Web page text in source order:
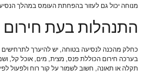
מנוחה יכול גם לעזור בהפחתת העומס במהלך
התנהלות בעת חירום
כחלק מהכנה לנסיעה בטוחה, יש להיערך לתרחישים
בערכה חירום הכוללת פנס, מצית, מים, אוכל קל,
תקלה או תאונה, חשוב לשמור על קור רוח ולפעול